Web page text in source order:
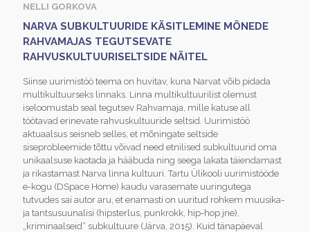
NELLI GORKOVA
NARVA SUBKULTUURIDE KÄSITLEMINE MÕNEDE
RAHVAMAJAS TEGUTSEVATE
RAHVUSKULTUURISELTSIDE NÄITEL
Siinse uurimistöö teema on huvitav, kuna Narvat võib pidada
multikultuurseks linnaks. Linna multikultuurilist olemust
iseloomustab seal tegutsev Rahvamaja, mille katuse all
töötavad erinevate rahvuskultuuride seltsid. Uurimistöö
aktuaalsus seisneb selles, et mõningate seltside
siseprobleemide tõttu võivad need etnilised subkultuurid oma
unikaalsuse kaotada ja hääbuda ning seega lakata täiendamast
ja rikastamast Narva linna kultuuri. Tartu Ülikooli uurimistööde
e-kogu (DSpace Home) kaudu varasemate uuringutega
tutvudes sai autor aru, et enamasti on uuritud rohkem muusika-
ja tantsusuunalisi (hipsterlus, punkrokk, hip-hop jne),
„kriminaalseid“ subkultuure (Järva, 2015). Kuid tänapäeval